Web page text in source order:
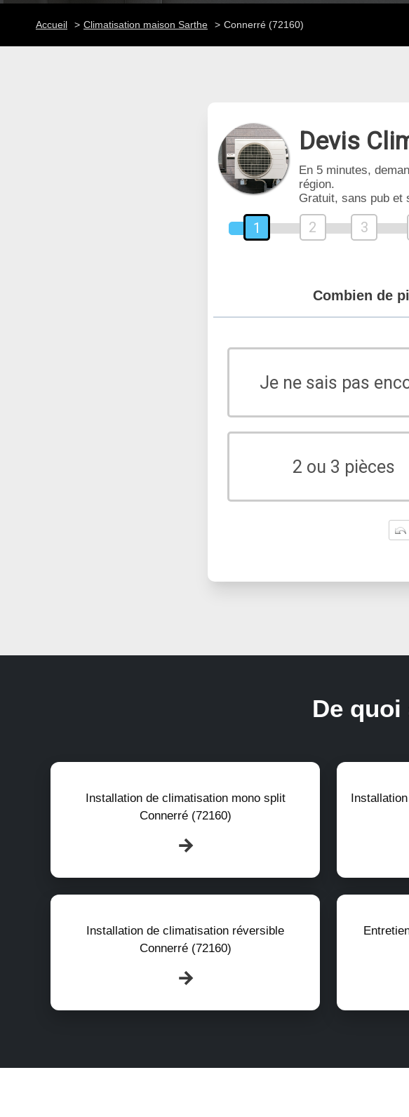
Accueil Climatisation maison Sarthe Connerré (72160)
Devis
En 5 minutes,
région.
Gratuit, sans pub et
1 2 3
Combien de
Je ne sais pas
2 ou 3 pièces
De
Installation de climatisation mono split
Connerré (72160)
Installation de climatisation réversible
Connerré (72160)